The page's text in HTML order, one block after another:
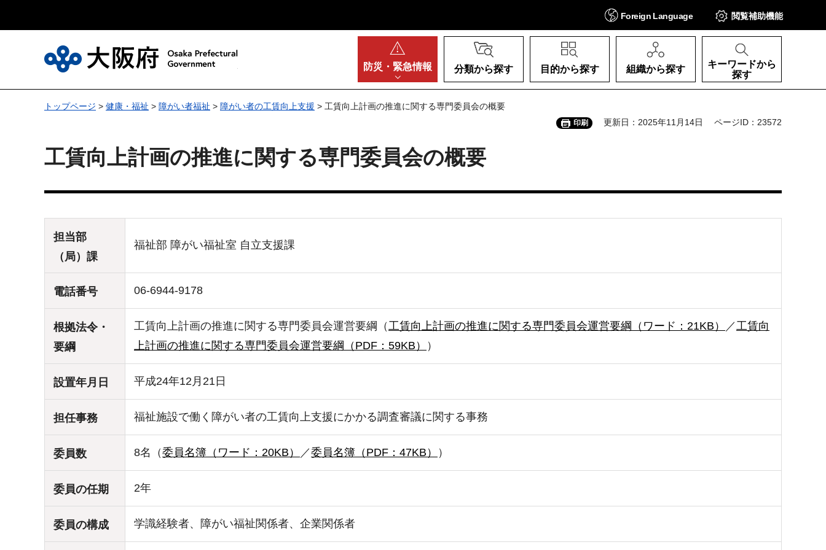
Foreign Language 閲覧補助機能
防災・ 緊急情報 分類から探す 目的から探す 組織から探す
キーワードから
探す
トップページ > 健康・福祉 > 障がい者福祉 > 障がい者の工賃向上支援 > 工賃向上計画の推進に関する専門委員会の概要
印刷 更新日：2025年11月14日 ページID：23572
工賃向上計画の推進に関する専門委員会の概要
担当部
（局）課
福祉部 障がい福祉室 自立支援課
電話番号 06-6944-9178
根拠法令・
要綱
工賃向上計画の推進に関する専門委員会運営要綱（工賃向上計画の推進に関する専門委員会運営要綱（ワード：21KB） ／工賃向
上計画の推進に関する専門委員会運営要綱（PDF：59KB）
）
設置年月日 平成24年12月21日
担任事務 福祉施設で働く障がい者の工賃向上支援にかかる調査審議に関する事務
委員数 8名（委員名簿（ワード：20KB） ／委員名簿（PDF：47KB） ）
委員の任期 2年
委員の構成 学識経験者、障がい福祉関係者、企業関係者